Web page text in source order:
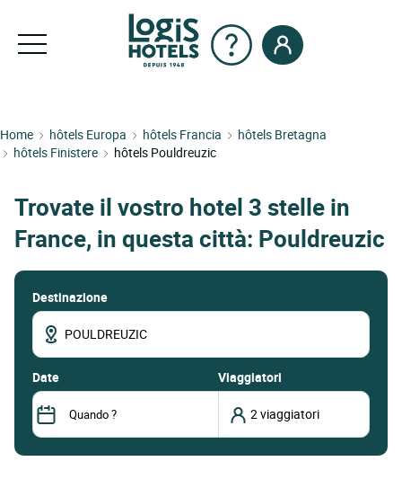
Home hôtels Europa hôtels Francia
hôtels Bretagna
hôtels Finistere
hôtels Pouldreuzic
Trovate il vostro hotel 3 stelle in
France, in questa città: Pouldreuzic
Destinazione
date Viaggiatori